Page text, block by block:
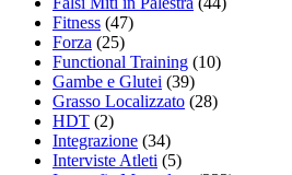
Fitness (47)
Forza (25)
Functional Training (10)
Gambe e Glutei (39)
Grasso Localizzato (28)
HDT (2)
Integrazione (34)
Interviste Atleti (5)